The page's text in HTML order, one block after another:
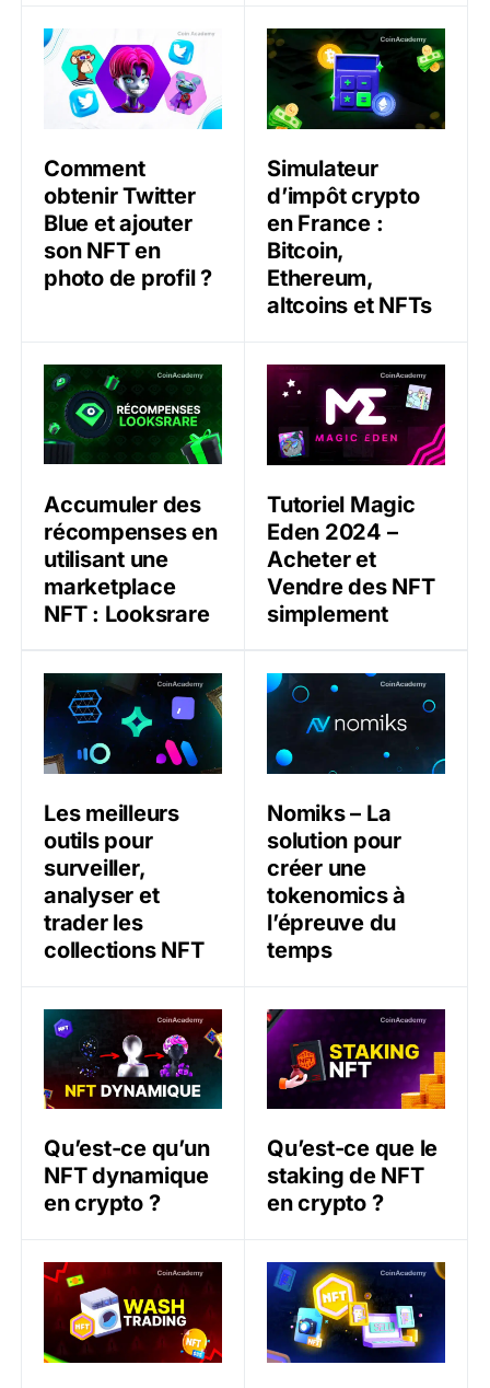
Comment obtenir Twitter Blue et ajouter son NFT en
Comment
obtenir Twitter
Blue et ajouter
son NFT en
photo de profil ?
Simulateur d’impôt crypto
Simulateur
d’impôt crypto
en France :
Bitcoin,
Ethereum,
altcoins et NFTs
Accumuler des récompenses en utilisant une
Accumuler des
récompenses en
utilisant une
marketplace
NFT : Looksrare
Tutoriel Magic Eden 2024
Tutoriel Magic
Eden 2024 –
Acheter et
Vendre des NFT
simplement
Les meilleurs outils pour surveiller, analyser et trader
Les meilleurs
outils pour
surveiller,
analyser et
trader les
collections NFT
Nomiks – La solution pour
Nomiks – La
solution pour
créer une
tokenomics à
l’épreuve du
temps
Qu’est-ce qu’un NFT dynamique en crypto ?
Qu’est-ce qu’un
NFT dynamique
en crypto ?
Qu’est-ce que le staking
Qu’est-ce que le
staking de NFT
en crypto ?
Qu’est-ce que le wash trading de NFT ?
NFT, propriété